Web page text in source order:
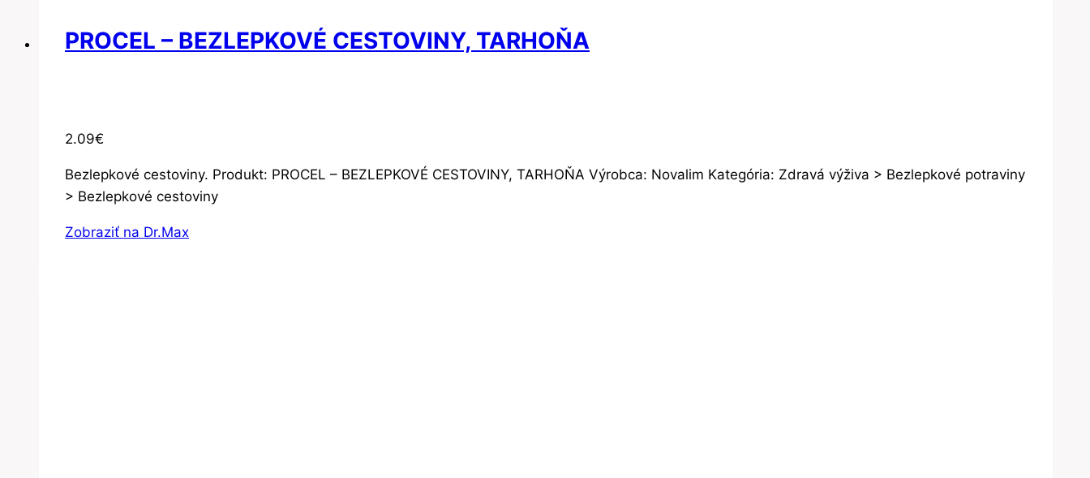
PROCEL – BEZLEPKOVÉ CESTOVINY, TARHOŇA
2.09€
Bezlepkové cestoviny. Produkt: PROCEL – BEZLEPKOVÉ CESTOVINY, TARHOŇA Výrobca: Novalim Kategória: Zdravá výživa > Bezlepkové potraviny
> Bezlepkové cestoviny
Zobraziť na Dr.Max